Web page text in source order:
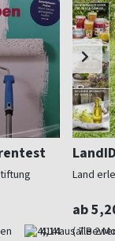
4,14
Land
ab
(alle 2